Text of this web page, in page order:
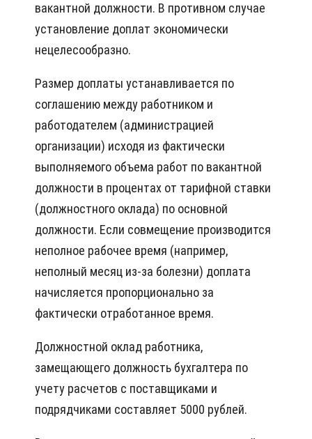
вакантной должности. В противном случае
установление доплат экономически
нецелесообразно.
Размер доплаты устанавливается по
соглашению между работником и
работодателем (администрацией
организации) исходя из фактически
выполняемого объема работ по вакантной
должности в процентах от тарифной ставки
(должностного оклада) по основной
должности. Если совмещение производится
неполное рабочее время (например,
неполный месяц из-за болезни) доплата
начисляется пропорционально за
фактически отработанное время.
Должностной оклад работника,
замещающего должность бухгалтера по
учету расчетов с поставщиками и
подрядчиками составляет 5000 рублей.